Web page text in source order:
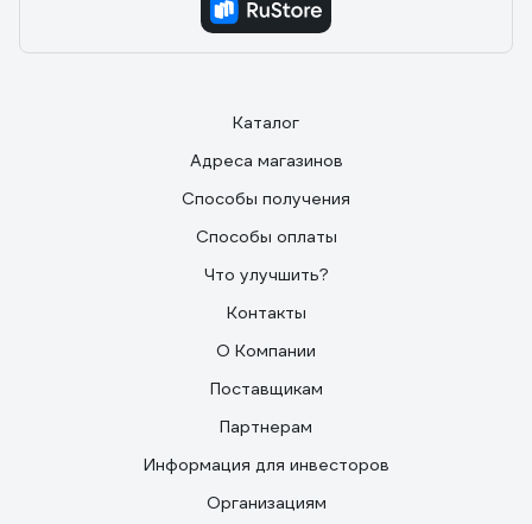
Каталог
Адреса магазинов
Способы получения
Способы оплаты
Что улучшить?
Контакты
О Компании
Поставщикам
Партнерам
Информация для инвесторов
Организациям